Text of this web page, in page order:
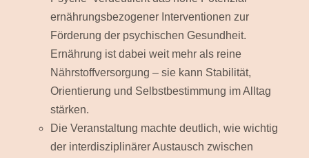
ernährungsbezogener Interventionen zur
Förderung der psychischen Gesundheit.
Ernährung ist dabei weit mehr als reine
Nährstoffversorgung – sie kann Stabilität,
Orientierung und Selbstbestimmung im Alltag
stärken.
Die Veranstaltung machte deutlich, wie wichtig
der interdisziplinärer Austausch zwischen